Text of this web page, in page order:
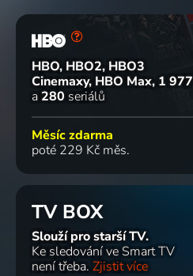
HBO, HBO2, HBO3
Cinemaxy, HBO Max 1 977
a 280 seriálů
Měsíc zdarma
poté 229 Kč měs.
TV BOX
Slouží pro starší TV.
Ke sledování ve Smart TV
není třeba. Zjistit více